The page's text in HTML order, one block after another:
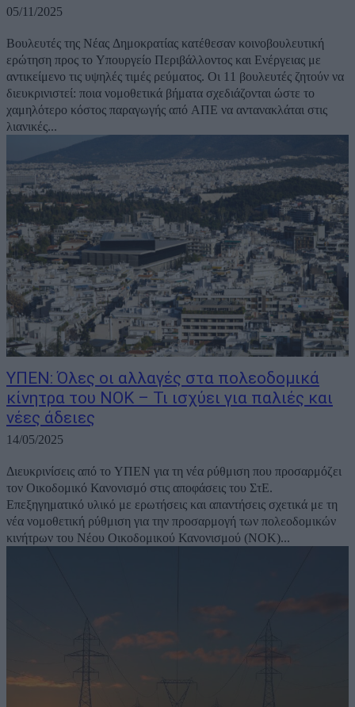
05/11/2025
Βουλευτές της Νέας Δημοκρατίας κατέθεσαν κοινοβουλευτική
ερώτηση προς το Υπουργείο Περιβάλλοντος και Ενέργειας με
αντικείμενο τις υψηλές τιμές ρεύματος. Οι 11 βουλευτές ζητούν να
διευκρινιστεί: ποια νομοθετικά βήματα σχεδιάζονται ώστε το
χαμηλότερο κόστος παραγωγής από ΑΠΕ να αντανακλάται στις
λιανικές...
ΥΠΕΝ: Όλες οι αλλαγές στα πολεοδομικά
κίνητρα του ΝΟΚ – Τι ισχύει για παλιές και
νέες άδειες
14/05/2025
Διευκρινίσεις από το ΥΠΕΝ για τη νέα ρύθμιση που προσαρμόζει
τον Οικοδομικό Κανονισμό στις αποφάσεις του ΣτΕ.
Επεξηγηματικό υλικό με ερωτήσεις και απαντήσεις σχετικά με τη
νέα νομοθετική ρύθμιση για την προσαρμογή των πολεοδομικών
κινήτρων του Νέου Οικοδομικού Κανονισμού (ΝΟΚ)...